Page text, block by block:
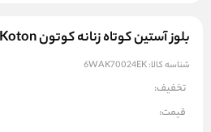
بلوز آستین کوتاه زنانه کوتون Koton کد 6WAK70024EK
شناسه کالا:6WAK70024EK
تخفیف:
قیمت: